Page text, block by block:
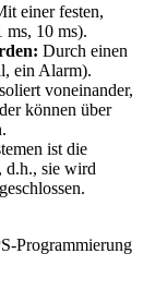
einer festen,
10 ms).
Durch einen
ein Alarm).
voneinander,
können über
ist die
d.h., sie wird
Programmierung